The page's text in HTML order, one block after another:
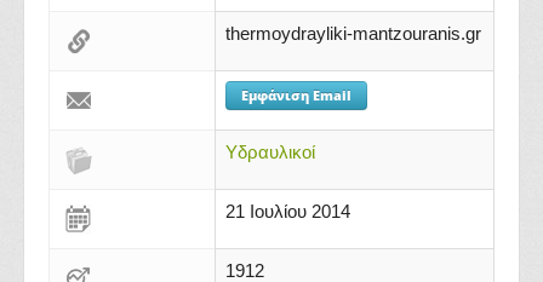
thermoydrayliki-mantzouranis.gr
Εμφάνιση Email
Υδραυλικοί
21 Ιουλίου 2014
1912